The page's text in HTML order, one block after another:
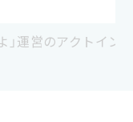
」運営のアクトイ